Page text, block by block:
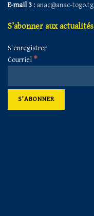
E-mail 3 : anac@anac-togo.tg
S’abonner aux actualités
S'enregistrer
Courriel*